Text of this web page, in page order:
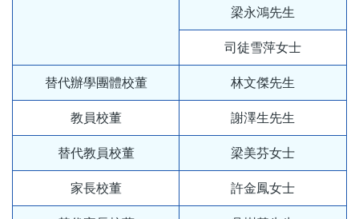
梁永鴻先生
司徒雪萍女士
替代辦學團體校董 林文傑先生
教員校董 謝澤生先生
替代教員校董 梁美芬女士
家長校董 許金鳳女士